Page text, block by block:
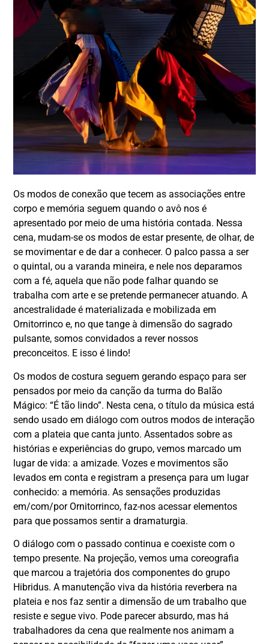
Os modos de conexão que tecem as associações entre
corpo e memória seguem quando o avô nos é
apresentado por meio de uma história contada. Nessa
cena, mudam-se os modos de estar presente, de olhar, de
se movimentar e de dar a conhecer. O palco passa a ser
o quintal, ou a varanda mineira, e nele nos deparamos
com a fé, aquela que não pode falhar quando se
trabalha com arte e se pretende permanecer atuando. A
ancestralidade é materializada e mobilizada em
Ornitorrinco e, no que tange à dimensão do sagrado
pulsante, somos convidados a rever nossos
preconceitos. E isso é lindo!
Os modos de costura seguem gerando espaço para ser
pensados por meio da canção da turma do Balão
Mágico: “É tão lindo”. Nesta cena, o título da música está
sendo usado em diálogo com outros modos de interação
com a plateia que canta junto. Assentados sobre as
histórias e experiências do grupo, vemos marcado um
lugar de vida: a amizade. Vozes e movimentos são
levados em conta e registram a presença para um lugar
conhecido: a memória. As sensações produzidas
em/com/por Ornitorrinco, faz-nos acessar elementos
para que possamos sentir a dramaturgia.
O diálogo com o passado continua e coexiste com o
tempo presente. Na projeção, vemos uma coreografia
que marcou a trajetória dos componentes do grupo
Hibridus. A manutenção viva da história reverbera na
plateia e nos faz sentir a dimensão de um trabalho que
resiste e segue vivo. Pode parecer absurdo, mas há
trabalhadores da cena que realmente nos animam a